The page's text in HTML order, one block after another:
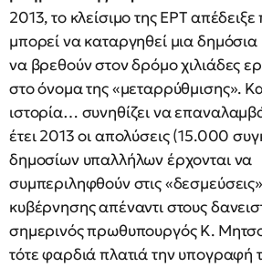
2013, το κλείσιμο της ΕΡΤ
μπορεί να καταργηθεί μια
να βρεθούν στον δρόμο χιλιάδες
στο όνομα της «μεταρρύθμισης».
ιστορία… συνηθίζει να
έτει 2013 οι απολύσεις (15.000
δημοσίων υπαλλήλων έρχονται να
συμπεριληφθούν στις
κυβέρνησης απέναντι στους
σημερινός πρωθυπουργός Κ.
τότε φαρδιά πλατιά την υπογραφή